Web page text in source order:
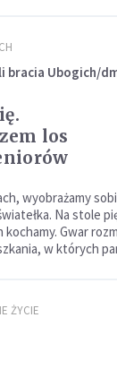
bracia Ubogich/
los
wyobrażamy
Na stole
Gwar
w których
ŻYCIE